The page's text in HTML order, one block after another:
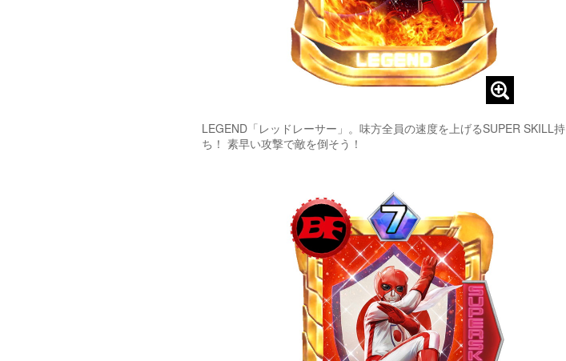
LEGEND「レッドレーサー」。味方全員の速度を上げるSUPER SKILL持
ち！ 素早い攻撃で敵を倒そう！